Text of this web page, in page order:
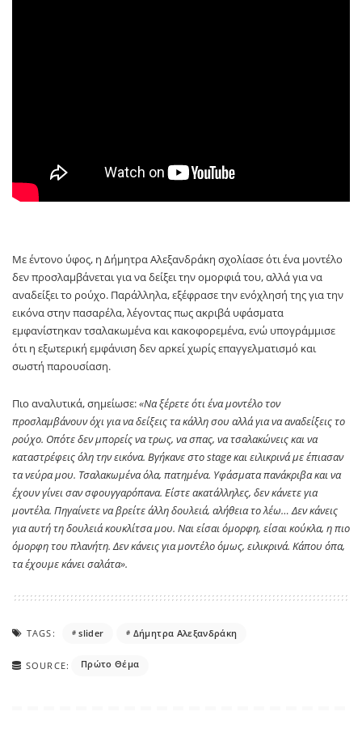
Με έντονο ύφος, η Δήμητρα Αλεξανδράκη σχολίασε ότι ένα μοντέλο
δεν προσλαμβάνεται για να δείξει την ομορφιά του, αλλά για να
αναδείξει το ρούχο. Παράλληλα, εξέφρασε την ενόχλησή της για την
εικόνα στην πασαρέλα, λέγοντας πως ακριβά υφάσματα
εμφανίστηκαν τσαλακωμένα και κακοφορεμένα, ενώ υπογράμμισε
ότι η εξωτερική εμφάνιση δεν αρκεί χωρίς επαγγελματισμό και
σωστή παρουσίαση.
Πιο αναλυτικά, σημείωσε:«Να ξέρετε ότι ένα μοντέλο τον
προσλαμβάνουν όχι για να δείξεις τα κάλλη σου αλλά για να αναδείξεις το
ρούχο. Οπότε δεν μπορείς να τρως, να σπας, να τσαλακώνεις και να
καταστρέφεις όλη την εικόνα. Βγήκανε στο stage και ειλικρινά με έπιασαν
τα νεύρα μου. Τσαλακωμένα όλα, πατημένα. Υφάσματα πανάκριβα και να
έχουν γίνει σαν σφουγγαρόπανα. Είστε ακατάλληλες, δεν κάνετε για
μοντέλα. Πηγαίνετε να βρείτε άλλη δουλειά, αλήθεια το λέω… Δεν κάνεις
για αυτή τη δουλειά κουκλίτσα μου. Ναι είσαι όμορφη, είσαι κούκλα, η πιο
όμορφη του πλανήτη. Δεν κάνεις για μοντέλο όμως, ειλικρινά. Κάπου όπα,
τα έχουμε κάνει σαλάτα».
TAGS: slider Δήμητρα Αλεξανδράκη
SOURCE: Πρώτο Θέμα